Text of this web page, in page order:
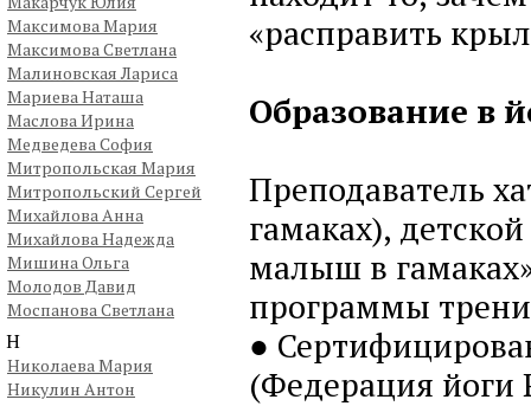
Максимова Мария
Максимова Светлана
Малиновская Лариса
Мариева Наташа
Маслова Ирина
Медведева София
Митропольская Мария
Митропольский Сергей
Михайлова Анна
Михайлова Надежда
Мишина Ольга
Молодов Давид
Моспанова Светлана
Н
Николаева Мария
Никулин Антон
«расправить
Образование в
Преподаватель
гамаках),
малыш в
программы
●
(Федерация йоги